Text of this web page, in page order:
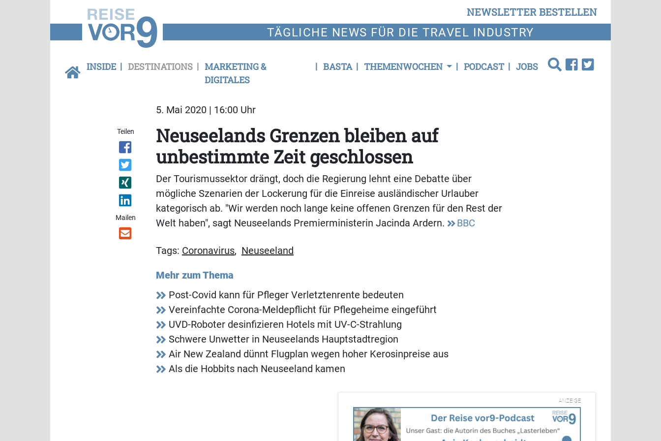
NEWSLETTER BESTELLEN
TÄGLICHE NEWS FÜR DIE TRAVEL INDUSTRY
INSIDE DESTINATIONS
MARKETING &
DIGITALES
BASTA THEMENWOCHEN PODCAST JOBS
5. Mai 2020 | 16:00 Uhr
Teilen
Mailen
Neuseelands Grenzen bleiben auf
unbestimmte Zeit geschlossen
Der Tourismussektor drängt, doch die Regierung lehnt eine Debatte über
mögliche Szenarien der Lockerung für die Einreise ausländischer Urlauber
kategorisch ab. "Wir werden noch lange keine offenen Grenzen für den Rest der
Welt haben", sagt Neuseelands Premierministerin Jacinda Ardern.
BBC
Tags: Coronavirus, Neuseeland
Mehr zum Thema
Post-Covid kann für Pfleger Verletztenrente bedeuten
Vereinfachte Corona-Meldepflicht für Pflegeheime eingeführt
UVD-Roboter desinfizieren Hotels mit UV-C-Strahlung
Schwere Unwetter in Neuseelands Hauptstadtregion
Air New Zealand dünnt Flugplan wegen hoher Kerosinpreise aus
Als die Hobbits nach Neuseeland kamen
ANZEIGE